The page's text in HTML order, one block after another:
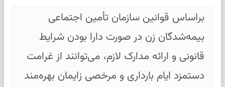
براساس قوانین سازمان تأمین اجتماعی
بیمه‌شدگان زن در صورت دارا بودن شرایط
قانونی و ارائه مدارک لازم، می‌توانند از غرامت
دستمزد ایام بارداری و مرخصی زایمان بهره‌مند